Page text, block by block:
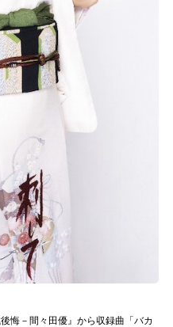
悔－間々田優』から収録曲「バカ